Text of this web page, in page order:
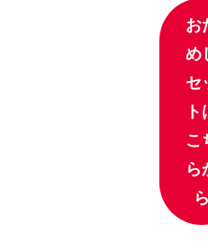
お
め
セ
ト
こ
ら
ら